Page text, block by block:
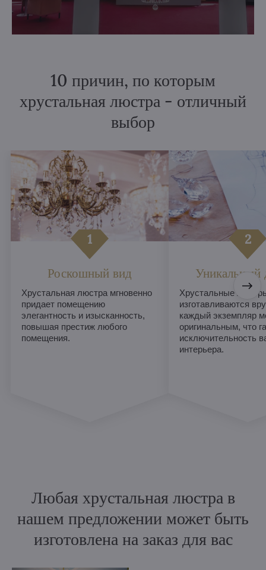
10 причин, по которым
хрустальная люстра - отличный
выбор
Роскошный вид
Хрустальная люстра мгновенно
придает помещению
элегантность и изысканность,
повышая престиж любого
помещения.
Уникальный
Хрустальные
изготавливаются
каждый экземпляр
оригинальным, что
исключительность
интерьера.
Любая хрустальная люстра в
нашем предложении может быть
изготовлена на заказ для вас